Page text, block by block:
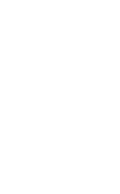
「･･
「
「わ
その言